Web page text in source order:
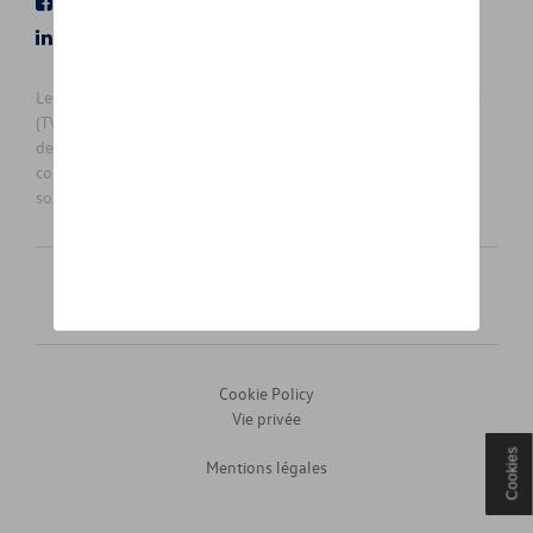
Les prix affichés sur le présent site sont des prix recommandés
(TVAc), hors éventuels frais de montage. Pour connaitre le prix
de vente actuel et les éventuels frais de montage, veuillez
contacter votre concessionnaire/agent. Les prix recommandés
sont sujets à des changements sans préavis.
Mentions légales
Cookie Policy
Vie privée
Cookies